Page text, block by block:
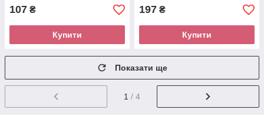
107 ₴
Купити
197 ₴
Купити
Показати ще
1 / 4